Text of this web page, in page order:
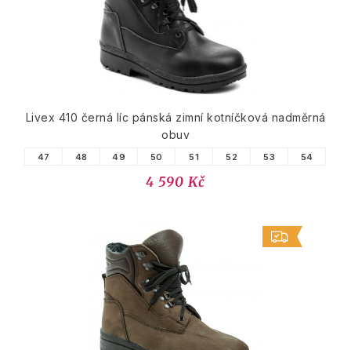
Livex 410 černá líc pánská zimní kotníčková nadměrná
obuv
47 48 49 50 51 52 53 54
4 590 Kč